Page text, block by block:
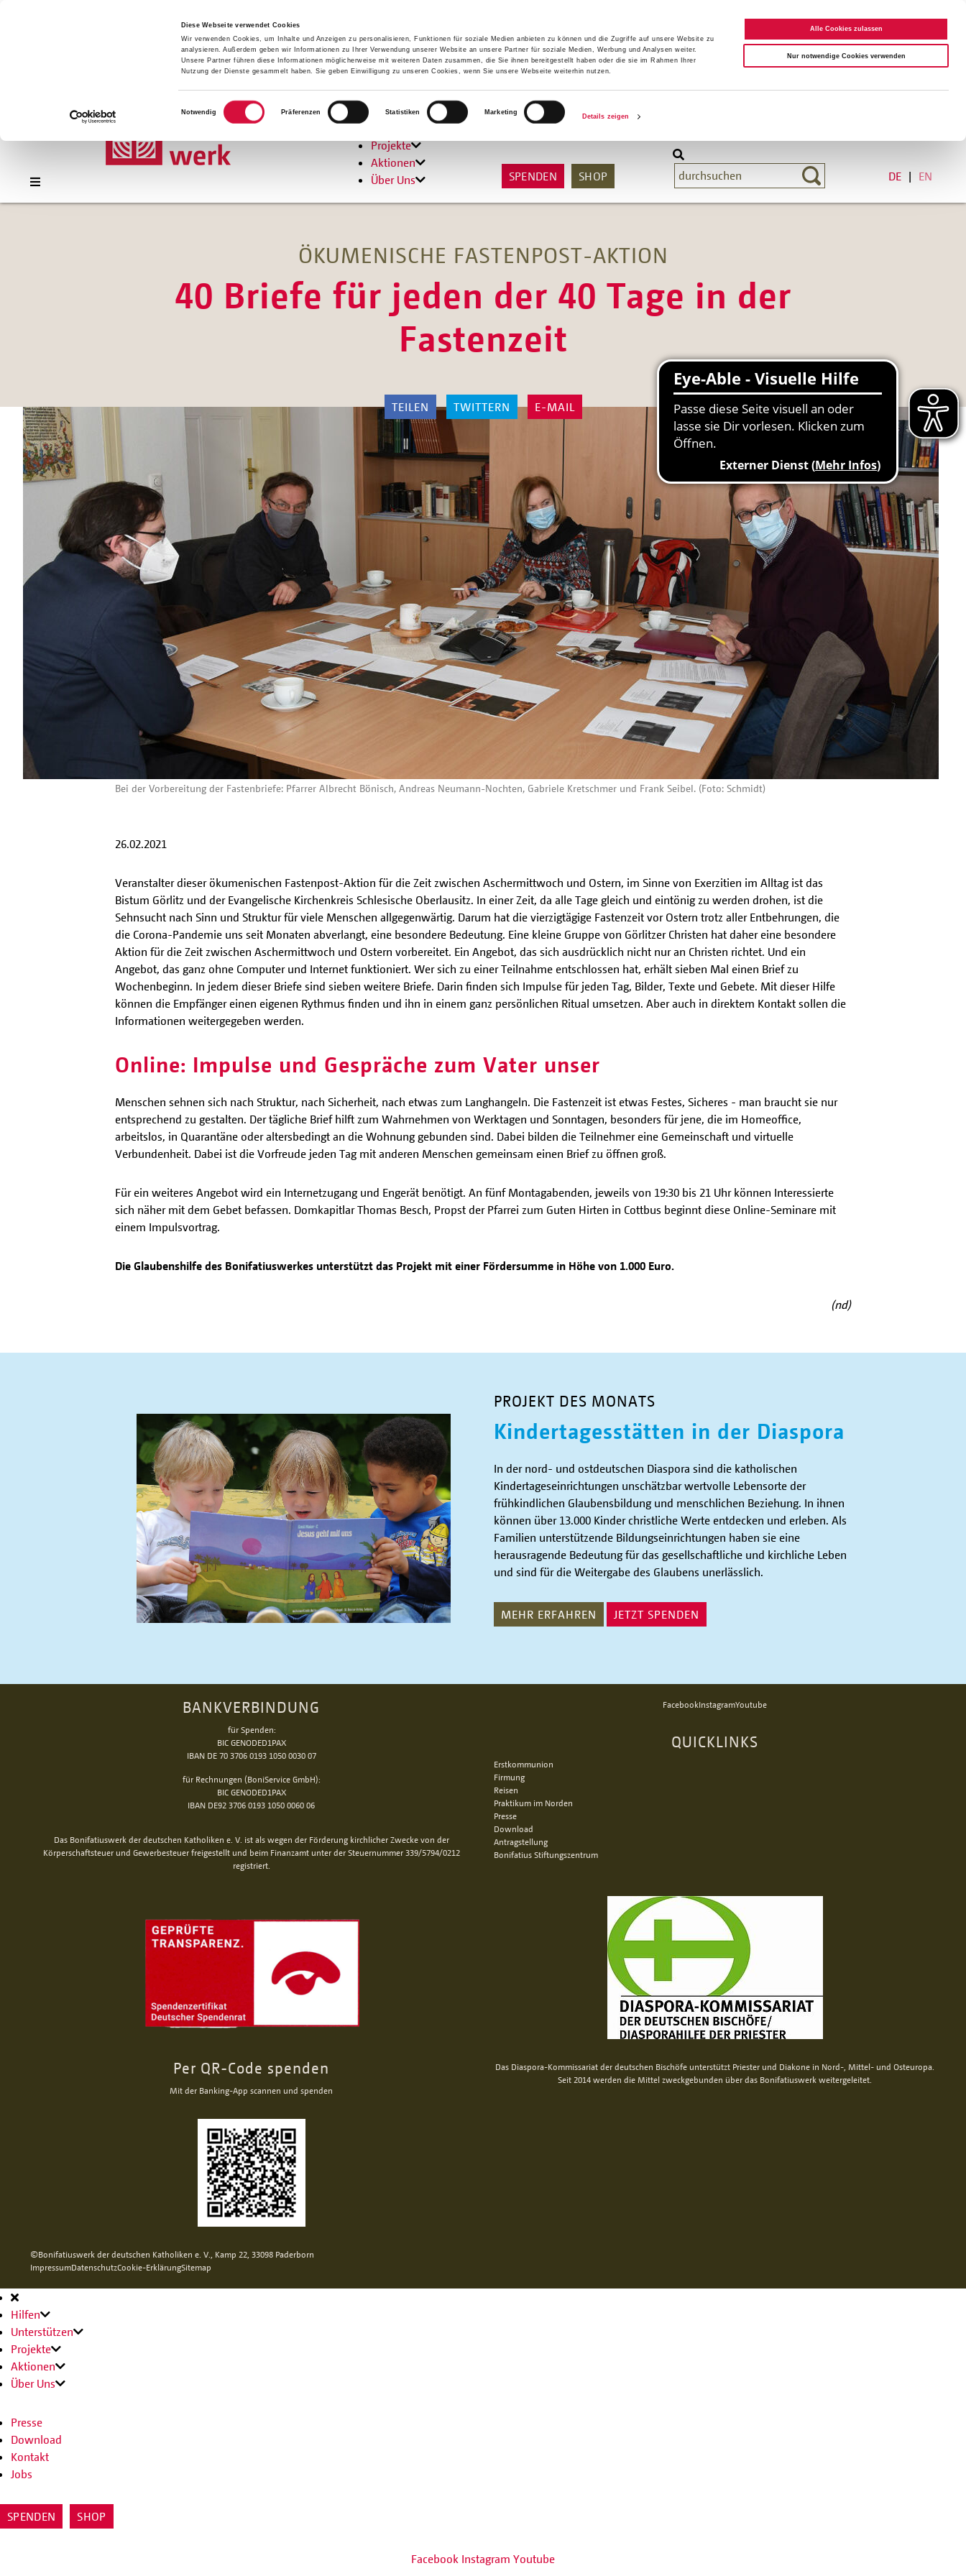
Diese Webseite verwendet Cookies
Wir verwenden Cookies, um Inhalte und Anzeigen zu personalisieren, Funktionen für soziale Medien anbieten zu können und die Zugriffe auf unsere Website zu
analysieren. Außerdem geben wir Informationen zu Ihrer Verwendung unserer Website an unsere Partner für soziale Medien, Werbung und Analysen weiter.
Unsere Partner führen diese Informationen möglicherweise mit weiteren Daten zusammen, die Sie ihnen bereitgestellt haben oder die sie im Rahmen Ihrer
Nutzung der Dienste gesammelt haben. Sie geben Einwilligung zu unseren Cookies, wenn Sie unsere Webseite weiterhin nutzen.
Einwilligungsauswahl
Notwendig
Präferenzen Statistiken Marketing
Details zeigen
Alle Cookies zulassen
Nur notwendige Cookies verwenden
Hilfen
Projekte
Aktionen
Über Uns
SPENDEN SHOP DE EN
ÖKUMENISCHE FASTENPOST-AKTION
40 Briefe für jeden der 40 Tage in der
Fastenzeit
TEILEN TWITTERN E-MAIL
Bei der Vorbereitung der Fastenbriefe: Pfarrer Albrecht Bönisch, Andreas Neumann-Nochten, Gabriele Kretschmer und Frank Seibel. (Foto: Schmidt)
26.02.2021
Veranstalter dieser ökumenischen Fastenpost-Aktion für die Zeit zwischen Aschermittwoch und Ostern, im Sinne von Exerzitien im Alltag ist das
Bistum Görlitz und der Evangelische Kirchenkreis Schlesische Oberlausitz. In einer Zeit, da alle Tage gleich und eintönig zu werden drohen, ist die
Sehnsucht nach Sinn und Struktur für viele Menschen allgegenwärtig. Darum hat die vierzigtägige Fastenzeit vor Ostern trotz aller Entbehrungen, die
die Corona-Pandemie uns seit Monaten abverlangt, eine besondere Bedeutung. Eine kleine Gruppe von Görlitzer Christen hat daher eine besondere
Aktion für die Zeit zwischen Aschermittwoch und Ostern vorbereitet. Ein Angebot, das sich ausdrücklich nicht nur an Christen richtet. Und ein
Angebot, das ganz ohne Computer und Internet funktioniert. Wer sich zu einer Teilnahme entschlossen hat, erhält sieben Mal einen Brief zu
Wochenbeginn. In jedem dieser Briefe sind sieben weitere Briefe. Darin finden sich Impulse für jeden Tag, Bilder, Texte und Gebete. Mit dieser Hilfe
können die Empfänger einen eigenen Rythmus finden und ihn in einem ganz persönlichen Ritual umsetzen. Aber auch in direktem Kontakt sollen die
Informationen weitergegeben werden.
Online: Impulse und Gespräche zum Vater unser
Menschen sehnen sich nach Struktur, nach Sicherheit, nach etwas zum Langhangeln. Die Fastenzeit ist etwas Festes, Sicheres - man braucht sie nur
entsprechend zu gestalten. Der tägliche Brief hilft zum Wahrnehmen von Werktagen und Sonntagen, besonders für jene, die im Homeoffice,
arbeitslos, in Quarantäne oder altersbedingt an die Wohnung gebunden sind. Dabei bilden die Teilnehmer eine Gemeinschaft und virtuelle
Verbundenheit. Dabei ist die Vorfreude jeden Tag mit anderen Menschen gemeinsam einen Brief zu öffnen groß.
Für ein weiteres Angebot wird ein Internetzugang und Engerät benötigt. An fünf Montagabenden, jeweils von 19:30 bis 21 Uhr können Interessierte
sich näher mit dem Gebet befassen. Domkapitlar Thomas Besch, Propst der Pfarrei zum Guten Hirten in Cottbus beginnt diese Online-Seminare mit
einem Impulsvortrag.
Die Glaubenshilfe des Bonifatiuswerkes unterstützt das Projekt mit einer Fördersumme in Höhe von 1.000 Euro.
(nd)
PROJEKT DES MONATS
Kindertagesstätten in der Diaspora
In der nord- und ostdeutschen Diaspora sind die katholischen
Kindertageseinrichtungen unschätzbar wertvolle Lebensorte der
frühkindlichen Glaubensbildung und menschlichen Beziehung. In ihnen
können über 13.000 Kinder christliche Werte entdecken und erleben. Als
Familien unterstützende Bildungseinrichtungen haben sie eine
herausragende Bedeutung für das gesellschaftliche und kirchliche Leben
und sind für die Weitergabe des Glaubens unerlässlich.
MEHR ERFAHREN JETZT SPENDEN
BANKVERBINDUNG
für Spenden:
BIC GENODED1PAX
IBAN DE 70 3706 0193 1050 0030 07
für Rechnungen (BoniService GmbH):
BIC GENODED1PAX
IBAN DE92 3706 0193 1050 0060 06
Das Bonifatiuswerk der deutschen Katholiken e. V. ist als wegen der Förderung kirchlicher Zwecke von der
Körperschaftsteuer und Gewerbesteuer freigestellt und beim Finanzamt unter der Steuernummer 339/5794/0212
registriert.
Per QR-Code spenden
Mit der Banking-App scannen und spenden
FacebookInstagramYoutube
QUICKLINKS
Erstkommunion
Firmung
Reisen
Praktikum im Norden
Presse
Download
Antragstellung
Bonifatius Stiftungszentrum
Das Diaspora-Kommissariat der deutschen Bischöfe unterstützt Priester und Diakone in Nord-, Mittel- und Osteuropa.
Seit 2014 werden die Mittel zweckgebunden über das Bonifatiuswerk weitergeleitet.
©Bonifatiuswerk der deutschen Katholiken e. V., Kamp 22, 33098 Paderborn
ImpressumDatenschutzCookie-ErklärungSitemap
Hauptnavigation
Hilfen
Unterstützen
Projekte
Aktionen
Über Uns
Presse
Download
Kontakt
Jobs
SPENDEN SHOP
Facebook Instagram Youtube